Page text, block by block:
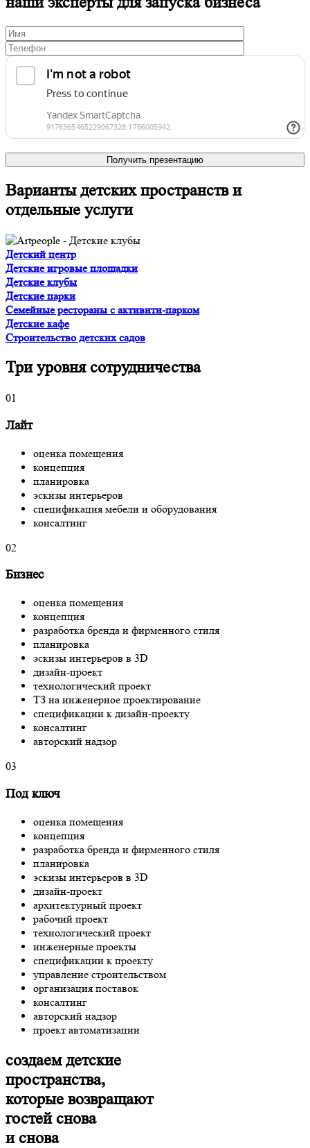
Получить презентацию
Варианты детских пространств и
отдельные услуги
Детский центр
Детские игровые площадки
Детские клубы
Детские парки
Семейные рестораны с активити-парком
Детские кафе
Строительство детских садов
Три уровня сотрудничества
01
Лайт
оценка помещения
концепция
планировка
эскизы интерьеров
спецификация мебели и оборудования
консалтинг
02
Бизнес
оценка помещения
концепция
разработка бренда и фирменного стиля
планировка
эскизы интерьеров в 3D
дизайн-проект
технологический проект
ТЗ на инженерное проектирование
спецификации к дизайн-проекту
консалтинг
авторский надзор
03
Под ключ
оценка помещения
концепция
разработка бренда и фирменного стиля
планировка
эскизы интерьеров в 3D
дизайн-проект
архитектурный проект
рабочий проект
технологический проект
инженерные проекты
спецификации к проекту
управление строительством
организация поставок
консалтинг
авторский надзор
проект автоматизации
создаем детские
пространства,
которые возвращают
гостей снова
и снова